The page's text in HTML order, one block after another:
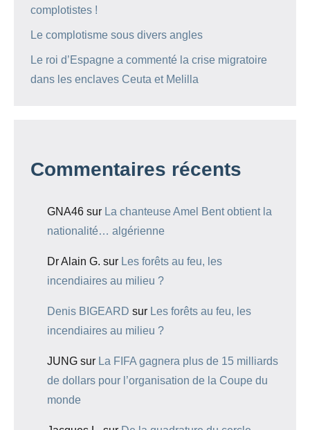
complotistes !
Le complotisme sous divers angles
Le roi d’Espagne a commenté la crise migratoire
dans les enclaves Ceuta et Melilla
Commentaires récents
GNA46 sur La chanteuse Amel Bent obtient la
nationalité… algérienne
Dr Alain G. sur Les forêts au feu, les
incendiaires au milieu ?
Denis BIGEARD sur Les forêts au feu, les
incendiaires au milieu ?
JUNG sur La FIFA gagnera plus de 15 milliards
de dollars pour l’organisation de la Coupe du
monde